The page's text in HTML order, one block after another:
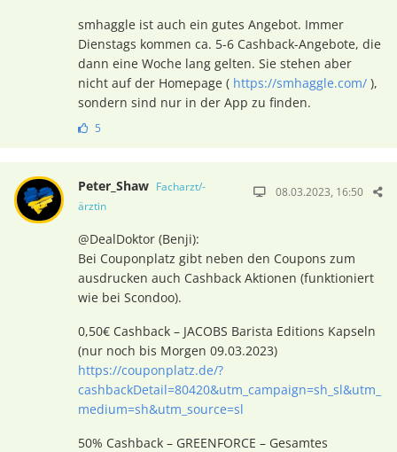
smhaggle ist auch ein gutes Angebot. Immer
Dienstags kommen ca. 5-6 Cashback-Angebote, die
dann eine Woche lang gelten. Sie stehen aber
nicht auf der Homepage ( https://smhaggle.com/),
sondern sind nur in der App zu finden.
5
Peter_Shaw Facharzt/-
ärztin
08.03.2023, 16:50
@DealDoktor (Benji):
Bei Couponplatz gibt neben den Coupons zum
ausdrucken auch Cashback Aktionen (funktioniert
wie bei Scondoo).
0,50€ Cashback – JACOBS Barista Editions Kapseln
(nur noch bis Morgen 09.03.2023)
https://couponplatz.de/?
cashbackDetail=80420&utm_campaign=sh_sl&utm_
medium=sh&utm_source=sl
50% Cashback – GREENFORCE – Gesamtes